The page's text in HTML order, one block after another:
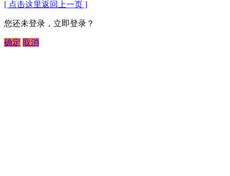
[ 点击这里返回上一页 ]
您还未登录，立即登录？
确定 取消